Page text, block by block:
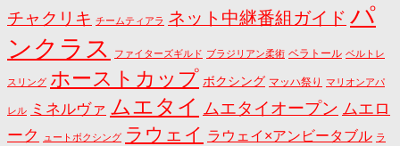
チャクリキ チームティアラ ネット中継番組ガイド パ
ンクラス
ファイターズギルド ブラジリアン柔術 ベラトール ベルトレ
スリング ホーストカップ ボクシング マッハ祭り マリオンアパ
レル ミネルヴァ ムエタイ ムエタイオープン ムエロ
ーク
ュートボクシング ラウェイ ラウェイ×アンビータブル ラ